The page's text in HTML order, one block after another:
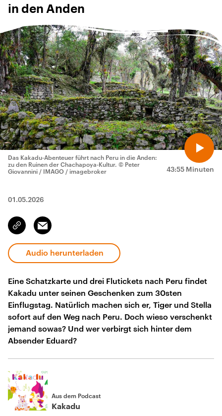
in den Anden
43:55 Minuten
Das Kakadu-Abenteuer führt nach Peru in die Anden:
zu den Ruinen der Chachapoya-Kultur. © Peter
Giovannini / IMAGO / imagebroker
01.05.2026
Link
kopieren/teilen
Email
Audio herunterladen
Eine Schatzkarte und drei Flutickets nach Peru findet
Kakadu unter seinen Geschenken zum 30sten
Einflugstag. Natürlich machen sich er, Tiger und Stella
sofort auf den Weg nach Peru. Doch wieso verschenkt
jemand sowas? Und wer verbirgt sich hinter dem
Absender Eduard?
Aus dem Podcast
Kakadu